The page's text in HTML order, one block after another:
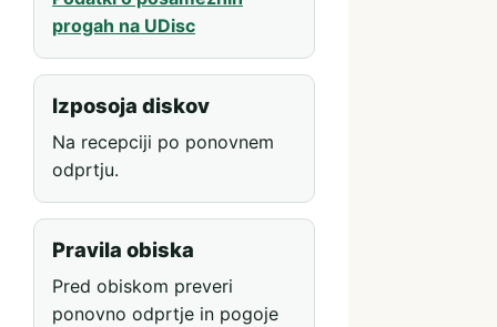
progah na UDisc
Izposoja diskov
Na recepciji po ponovnem
odprtju.
Pravila obiska
Pred obiskom preveri
ponovno odprtje in pogoje